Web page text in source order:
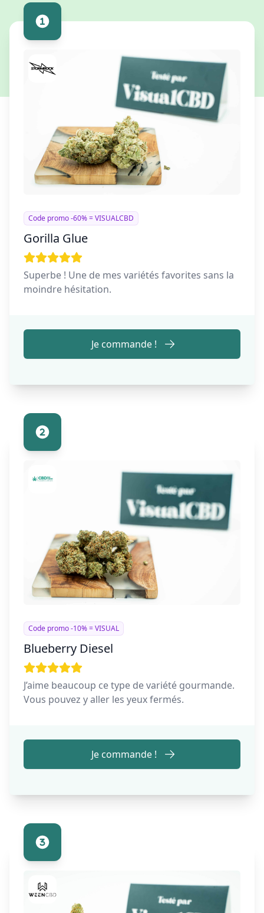
Code promo -60% = VISUALCBD
Gorilla Glue
Superbe ! Une de mes variétés favorites sans la
moindre hésitation.
Je commande !
Code promo -10% = VISUAL
Blueberry Diesel
J’aime beaucoup ce type de variété gourmande.
Vous pouvez y aller les yeux fermés.
Je commande !